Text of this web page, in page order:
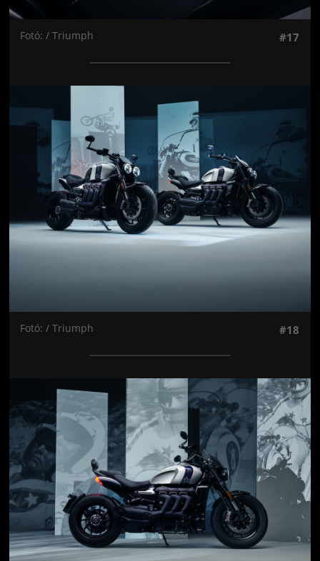
Fotó: / Triumph #17
Jön még kép!
Fotó: / Triumph #18
Jön még kép!